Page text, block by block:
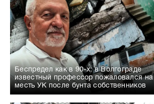
Беспредел как в 90-х: в Волгограде
известный профессор пожаловался на
месть УК после бунта собственников